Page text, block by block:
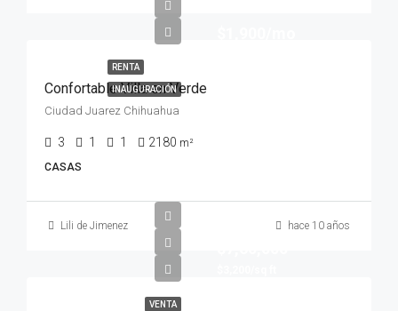
RENTA
INAUGURACIÓN
Confortable Villa en Verde
Ciudad Juarez Chihuahua
3 1 1 2180 m²
CASAS
Lili de Jimenez hace 10 años
VENTA